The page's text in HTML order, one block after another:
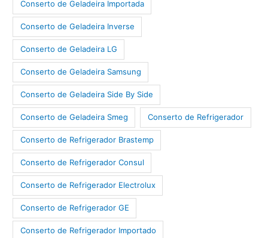
Conserto de Geladeira Importada
Conserto de Geladeira Inverse
Conserto de Geladeira LG
Conserto de Geladeira Samsung
Conserto de Geladeira Side By Side
Conserto de Geladeira Smeg Conserto de Refrigerador
Conserto de Refrigerador Brastemp
Conserto de Refrigerador Consul
Conserto de Refrigerador Electrolux
Conserto de Refrigerador GE
Conserto de Refrigerador Importado